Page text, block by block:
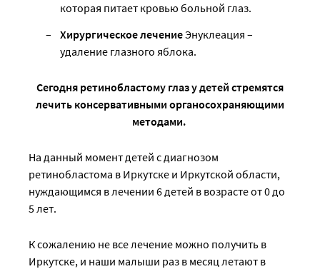
которая питает кровью больной глаз.
Хирургическое лечениеЭнуклеация –
удаление глазного яблока.
Сегодня ретинобластому глаз у детей стремятся
лечить консервативными органосохраняющими
методами.
На данный момент детей с диагнозом
ретинобластома в Иркутске и Иркутской области,
нуждающимся в лечении 6 детей в возрасте от 0 до
5 лет.
К сожалению не все лечение можно получить в
Иркутске, и наши малыши раз в месяц летают в